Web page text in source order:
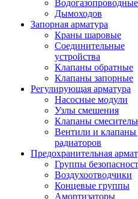
Водогазопроводные
Дымоходов
Запорная арматура
Краны шаровые
Соединительные
устройства
Клапаны обратные
Клапаны запорные
Регулирующая арматура
Насосные модули
Узлы смешения
Клапаны
Вентили и клапаны
радиаторов
Предохранительная
Группы
Воздухоотводчики
Концевые группы
Амортизаторы